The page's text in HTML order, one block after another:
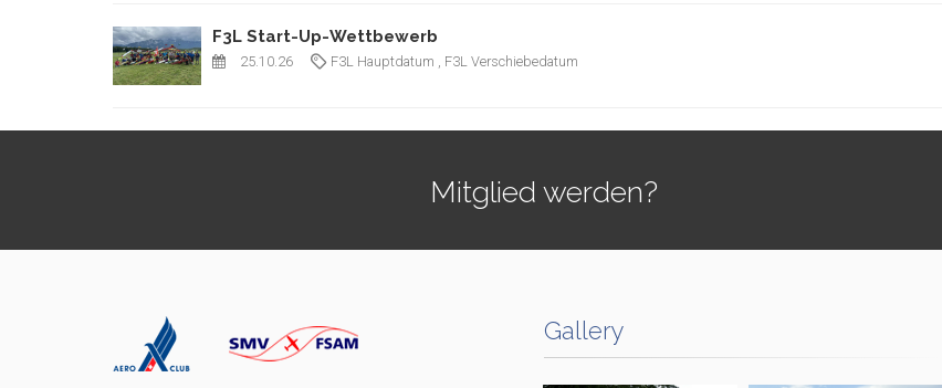
F3L Start-Up-Wettbewerb
25.10.26 F3L Hauptdatum , F3L Verschiebedatum
Mitglied werden?
Gallery